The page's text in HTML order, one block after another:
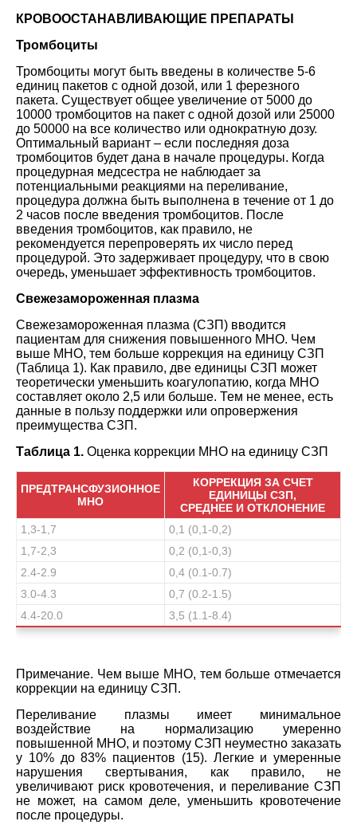
КРОВООСТАНАВЛИВАЮЩИЕ ПРЕПАРАТЫ
Тромбоциты
Тромбоциты могут быть введены в количестве 5-6
единиц пакетов с одной дозой, или 1 ферезного
пакета. Существует общее увеличение от 5000 до
10000 тромбоцитов на пакет с одной дозой или 25000
до 50000 на все количество или однократную дозу.
Оптимальный вариант – если последняя доза
тромбоцитов будет дана в начале процедуры. Когда
процедурная медсестра не наблюдает за
потенциальными реакциями на переливание,
процедура должна быть выполнена в течение от 1 до
2 часов после введения тромбоцитов. После
введения тромбоцитов, как правило, не
рекомендуется перепроверять их число перед
процедурой. Это задерживает процедуру, что в свою
очередь, уменьшает эффективность тромбоцитов.
Свежезамороженная плазма
Свежезамороженная плазма (СЗП) вводится
пациентам для снижения повышенного МНО. Чем
выше МНО, тем больше коррекция на единицу СЗП
(Таблица 1). Как правило, две единицы СЗП может
теоретически уменьшить коагулопатию, когда МНО
составляет около 2,5 или больше. Тем не менее, есть
данные в пользу поддержки или опровержения
преимущества СЗП.
Таблица 1. Оценка коррекции МНО на единицу СЗП
ПРЕДТРАНСФУЗИОННОЕ
МНО
КОРРЕКЦИЯ ЗА СЧЕТ
ЕДИНИЦЫ СЗП,
СРЕДНЕЕ И ОТКЛОНЕНИЕ
1,3-1,7
0,1 (0,1-0,2)
1,7-2,3
0,2 (0,1-0,3)
2.4-2.9
0,4 (0.1-0.7)
3.0-4.3
0,7 (0.2-1.5)
4.4-20.0
3,5 (1.1-8.4)
Примечание. Чем выше МНО, тем больше отмечается
коррекции на единицу СЗП.
Переливание плазмы имеет минимальное
воздействие на нормализацию умеренно
повышенной МНО, и поэтому СЗП неуместно заказать
у 10% до 83% пациентов (15). Легкие и умеренные
нарушения свертывания, как правило, не
увеличивают риск кровотечения, и переливание СЗП
не может, на самом деле, уменьшить кровотечение
после процедуры.